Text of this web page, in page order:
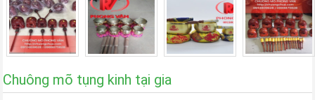
Chuông mõ tụng kinh tại gia